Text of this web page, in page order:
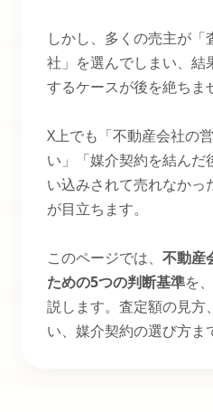
しかし、多くの売主が「
社」を選んでしまい、結
するケースが後を絶ちま
X上でも「不動産会社の
い」「媒介契約を結んだ
い込みされて売れなかっ
が目立ちます。
このページでは、 不動産
ための5つの判断基準を
説します。査定額の見方
い、媒介契約の選び方ま